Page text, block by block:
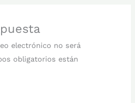
electrónico no será
obligatorios están